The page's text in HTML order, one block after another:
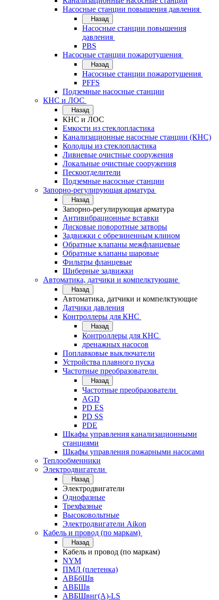
Насосные станции повышения давления
Назад
Насосные станции повышения
давления
PBS
Насосные станции пожаротушения
Назад
Насосные станции пожаротушения
PFFS
Подземные насосные станции
КНС и ЛОС
Назад
КНС и ЛОС
Емкости из стеклопластика
Канализационные насосные станции (КНС)
Колодцы из стеклопластика
Ливневые очистные сооружения
Локальные очистные сооружения
Пескоотделители
Подземные насосные станции
Запорно-регулирующая арматура
Назад
Запорно-регулирующая арматура
Антивибрационные вставки
Дисковые поворотные затворы
Задвижки с обрезиненным клином
Обратные клапаны межфланцевые
Обратные клапаны шаровые
Фильтры фланцевые
Шиберные задвижки
Автоматика, датчики и компелктующие
Назад
Автоматика, датчики и компелктующие
Датчики давления
Контроллеры для КНС
Назад
Контроллеры для КНС
дренажных насосов
Поплавковые выключатели
Устройства плавного пуска
Частотные преобразователи
Назад
Частотные преобразователи
AGD
PD ES
PD SS
PDE
Шкафы управления канализационными
станциями
Шкафы управления пожарными насосами
Теплообменники
Электродвигатели
Назад
Электродвигатели
Однофазные
Трехфазные
Высоковольтные
Электродвигатели Aikon
Кабель и провод (по маркам)
Назад
Кабель и провод (по маркам)
NYM
ПМЛ (плетенка)
АВБбШв
АВБШв
АВБШвнг(А)-LS